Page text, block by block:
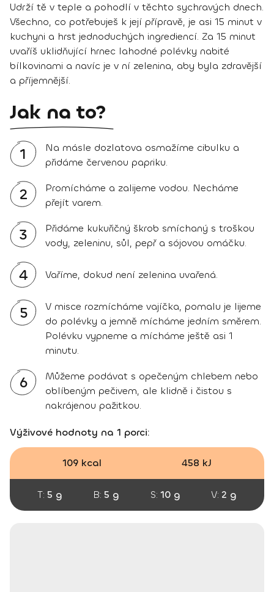
Udrží tě v teple a pohodlí v těchto sychravých dnech.
Všechno, co potřebuješ k její přípravě, je asi 15 minut v
kuchyni a hrst jednoduchých ingrediencí. Za 15 minut
uvaříš uklidňující hrnec lahodné polévky nabité
bílkovinami a navíc je v ní zelenina, aby byla zdravější
a příjemnější.
Jak na to?
1
Na másle dozlatova osmažíme cibulku a
přidáme červenou papriku.
2
Promícháme a zalijeme vodou. Necháme
přejít varem.
3
Přidáme kukuřičný škrob smíchaný s troškou
vody, zeleninu, sůl, pepř a sójovou omáčku.
4 Vaříme, dokud není zelenina uvařená.
5
V misce rozmícháme vajíčka, pomalu je lijeme
do polévky a jemně mícháme jedním směrem.
Polévku vypneme a mícháme ještě asi 1
minutu.
6
Můžeme podávat s opečeným chlebem nebo
oblíbeným pečivem, ale klidně i čistou s
nakrájenou pažitkou.
Výživové hodnoty na 1 porci:
109 kcal 458 kJ
T: 5 g B: 5 g S: 10 g V: 2 g